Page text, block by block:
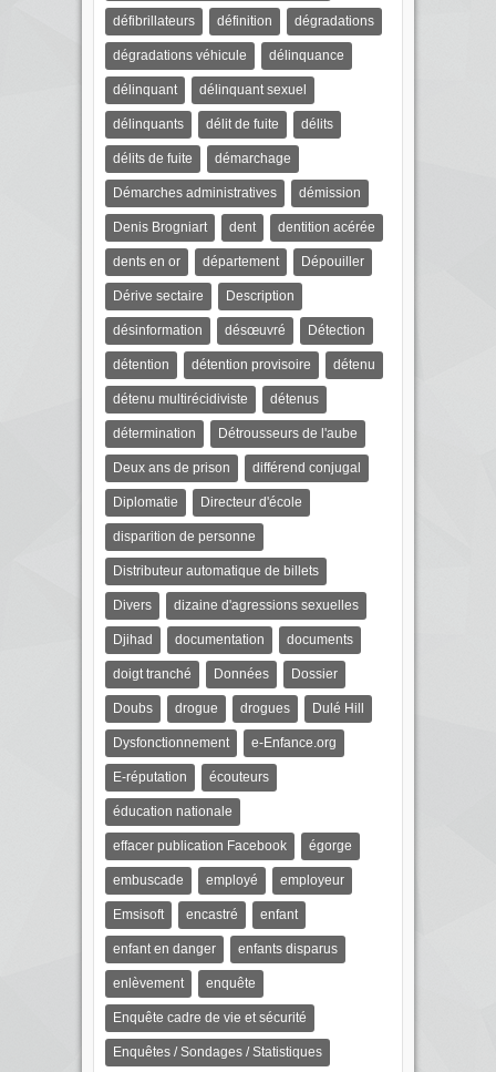
défibrillateurs définition dégradations
dégradations véhicule délinquance
délinquant délinquant sexuel
délinquants délit de fuite délits
délits de fuite démarchage
Démarches administratives démission
Denis Brogniart dent dentition acérée
dents en or département Dépouiller
Dérive sectaire Description
désinformation désœuvré Détection
détention détention provisoire détenu
détenu multirécidiviste détenus
détermination Détrousseurs de l'aube
Deux ans de prison différend conjugal
Diplomatie Directeur d'école
disparition de personne
Distributeur automatique de billets
Divers dizaine d'agressions sexuelles
Djihad documentation documents
doigt tranché Données Dossier
Doubs drogue drogues Dulé Hill
Dysfonctionnement e-Enfance.org
E-réputation écouteurs
éducation nationale
effacer publication Facebook égorge
embuscade employé employeur
Emsisoft encastré enfant
enfant en danger enfants disparus
enlèvement enquête
Enquête cadre de vie et sécurité
Enquêtes / Sondages / Statistiques